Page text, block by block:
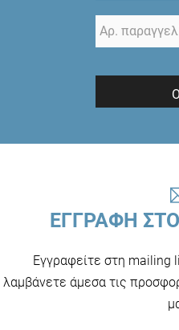
ΕΓΓΡΑΦΗ ΣΤΟ
Εγγραφείτε στη mailing
λαμβάνετε άμεσα τις